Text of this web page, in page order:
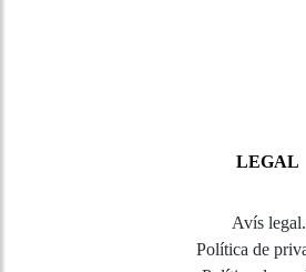
LEGAL
Avís legal.
Política de